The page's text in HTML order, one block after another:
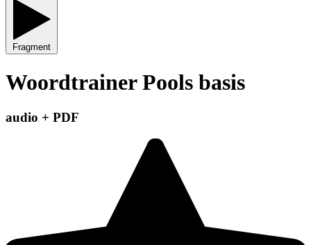
Fragment
Woordtrainer Pools basis
audio + PDF